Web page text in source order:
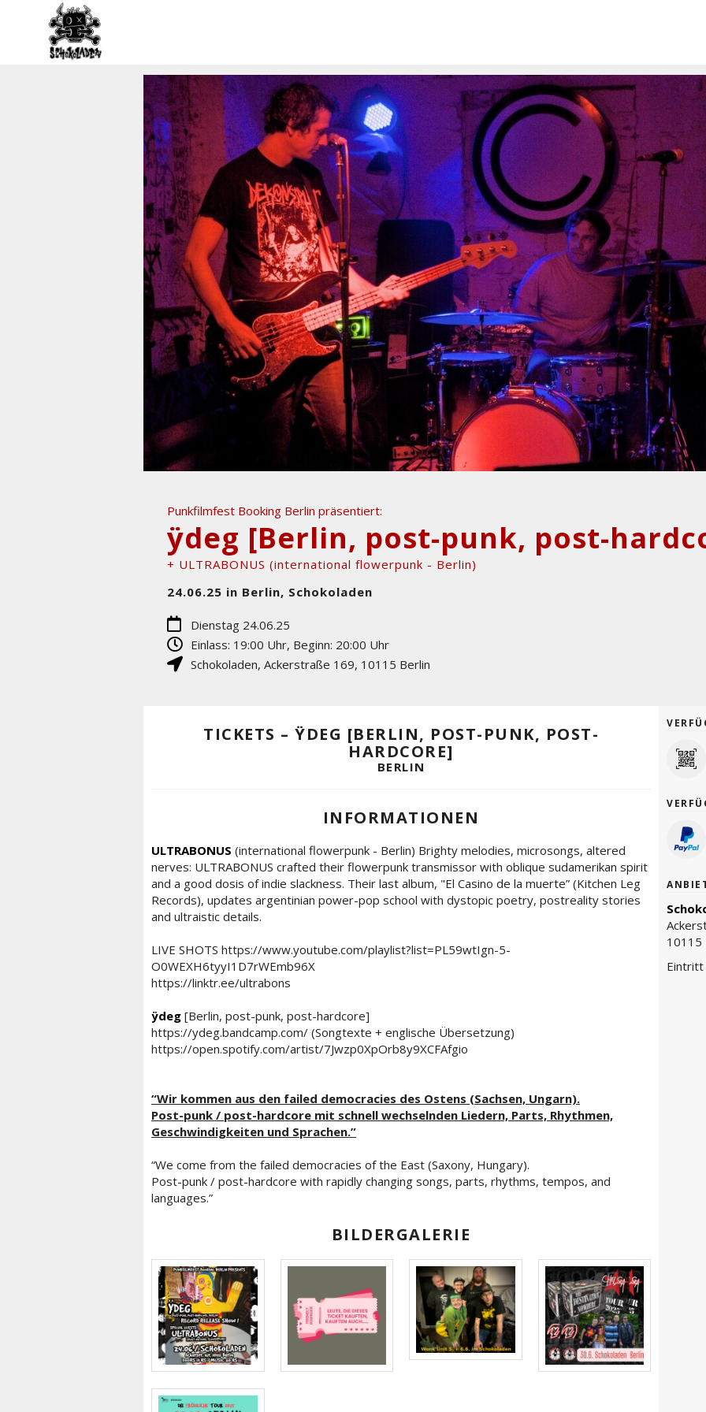
Punkfilmfest Booking Berlin präsentiert:
ÿdeg [Berlin, post-punk, post-
+ ULTRABONUS (international flowerpunk - Berlin)
24.06.25 in Berlin, Schokoladen
Dienstag 24.06.25
Einlass: 19:00 Uhr, Beginn: 20:00 Uhr
Schokoladen, Ackerstraße 169, 10115 Berlin
TICKETS – ŸDEG [BERLIN, POST-PUNK, POST-
HARDCORE]
BERLIN
INFORMATIONEN
ULTRABONUS (international flowerpunk - Berlin) Brighty melodies, microsongs, altered
nerves: ULTRABONUS crafted their flowerpunk transmissor with oblique sudamerikan spirit
and a good dosis of indie slackness. Their last album, "El Casino de la muerte” (Kitchen Leg
Records), updates argentinian power-pop school with dystopic poetry, postreality stories
and ultraistic details.
LIVE SHOTS https://www.youtube.com/playlist?list=PL59wtIgn-5-
O0WEXH6tyyI1D7rWEmb96X
https://linktr.ee/ultrabons
ÿdeg [Berlin, post-punk, post-hardcore]
https://ydeg.bandcamp.com/ (Songtexte + englische Übersetzung)
https://open.spotify.com/artist/7Jwzp0XpOrb8y9XCFAfgio
“Wir kommen aus den failed democracies des Ostens (Sachsen, Ungarn).
Post-punk / post-hardcore mit schnell wechselnden Liedern, Parts, Rhythmen,
Geschwindigkeiten und Sprachen.”
“We come from the failed democracies of the East (Saxony, Hungary).
Post-punk / post-hardcore with rapidly changing songs, parts, rhythms, tempos, and
languages.”
BILDERGALERIE
10115
Eintritt